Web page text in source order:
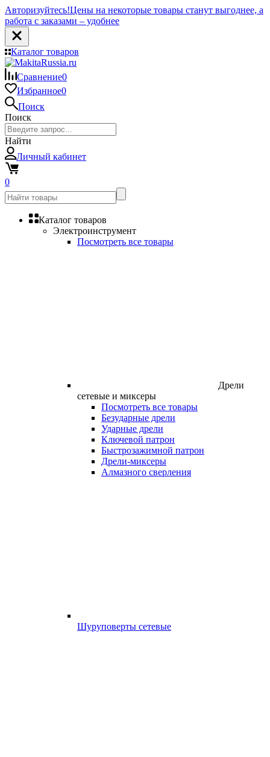
Авторизуйтесь!Цены на некоторые товары станут выгоднее, а
работа с заказами – удобнее
Каталог товаров
Сравнение0
Избранное0
Поиск
Поиск
Найти
Личный кабинет
0
Каталог товаров
Электроинструмент
Посмотреть все товары
Дрели
сетевые и миксеры
Посмотреть все товары
Безударные дрели
Ударные дрели
Ключевой патрон
Быстрозажимной патрон
Дрели-миксеры
Алмазного сверления
Шуруповерты сетевые